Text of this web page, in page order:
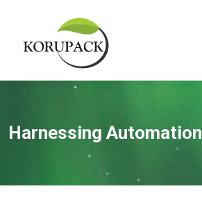
Harnessing Automation